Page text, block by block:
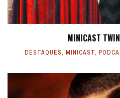
MINICAST
DESTAQUES, MINICAST,